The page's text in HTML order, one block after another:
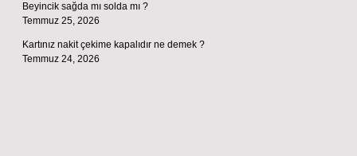
Beyincik sağda mı solda mı ?
Temmuz 25, 2026
Kartınız nakit çekime kapalıdır ne demek ?
Temmuz 24, 2026